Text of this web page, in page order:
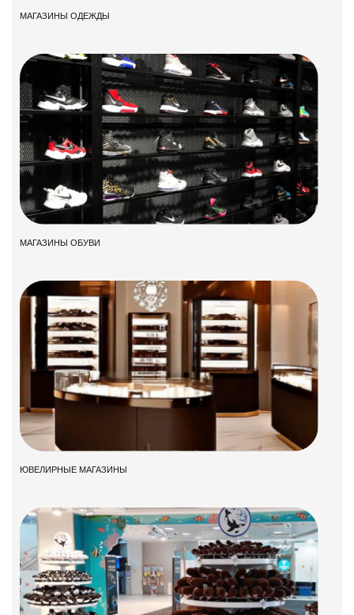
МАГАЗИНЫ ОДЕЖДЫ
МАГАЗИНЫ ОБУВИ
ЮВЕЛИРНЫЕ МАГАЗИНЫ